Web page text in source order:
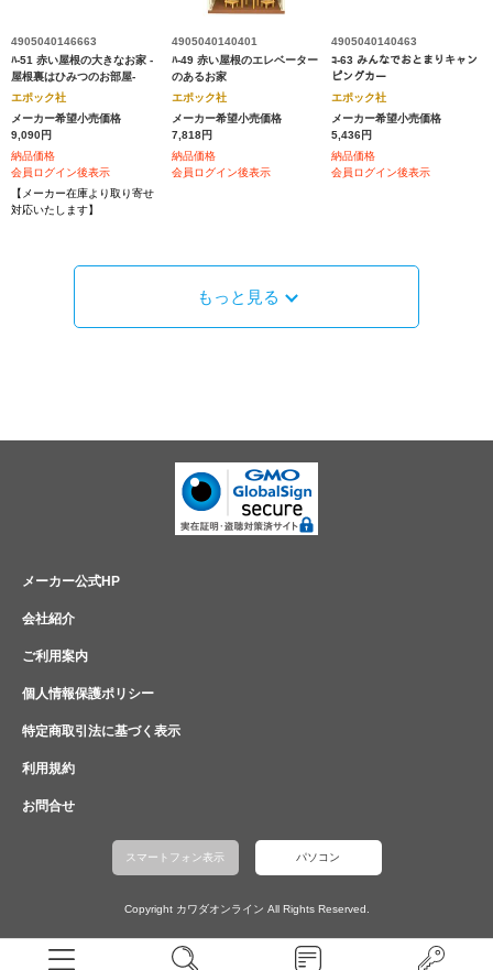
4905040146663
ﾊ-51 赤い屋根の大きなお家 -
屋根裏はひみつのお部屋-
エポック社
メーカー希望小売価格
9,090円
納品価格
会員ログイン後表示
【メーカー在庫より取り寄せ
対応いたします】
4905040140401
ﾊ-49 赤い屋根のエレベーター
のあるお家
エポック社
メーカー希望小売価格
7,818円
納品価格
会員ログイン後表示
4905040140463
ｺ-63 みんなでおとまりキャン
ピングカー
エポック社
メーカー希望小売価格
5,436円
納品価格
会員ログイン後表示
もっと見る
メーカー公式HP
会社紹介
ご利用案内
個人情報保護ポリシー
特定商取引法に基づく表示
利用規約
お問合せ
スマートフォン表示 パソコン
Copyright カワダオンライン All Rights Reserved.